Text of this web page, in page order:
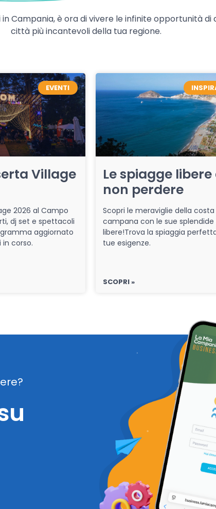
Campania, è ora di vivere le infinite opportunità
città più incantevoli della tua regione.
EVENTI
Village
2026 al Campo
dj set e spettacoli
aggiornato
corso.
Le spiagge libere
non perdere
Scopri le meraviglie della costa
campana con le sue splendide
libere!Trova la spiaggia
tue esigenze.
SCOPRI »